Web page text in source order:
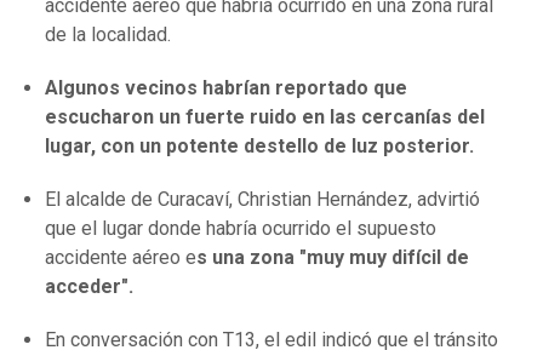
accidente aéreo que habría ocurrido en una zona rural
de la localidad.
Algunos vecinos habrían reportado que
escucharon un fuerte ruido en las cercanías del
lugar, con un potente destello de luz posterior.
El alcalde de Curacaví, Christian Hernández, advirtió
que el lugar donde habría ocurrido el supuesto
accidente aéreo es una zona "muy muy difícil de
acceder".
En conversación con T13, el edil indicó que el tránsito